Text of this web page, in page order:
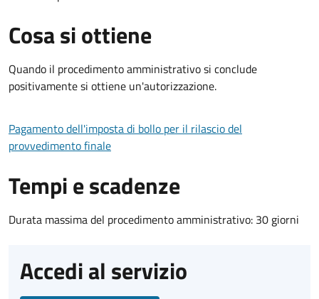
Cosa si ottiene
Quando il procedimento amministrativo si conclude
positivamente si ottiene un'autorizzazione.
Pagamento dell'imposta di bollo per il rilascio del
provvedimento finale
Tempi e scadenze
Durata massima del procedimento amministrativo: 30 giorni
Accedi al servizio